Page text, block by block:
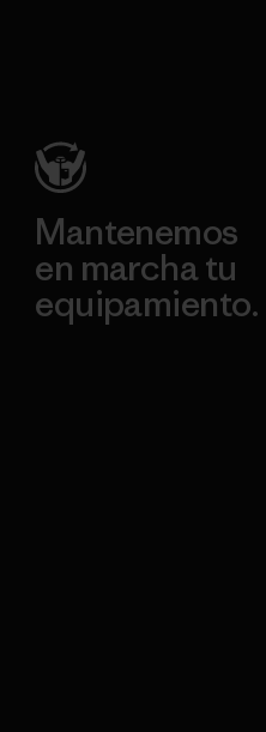
Mantenemos
en marcha tu
equipamiento.